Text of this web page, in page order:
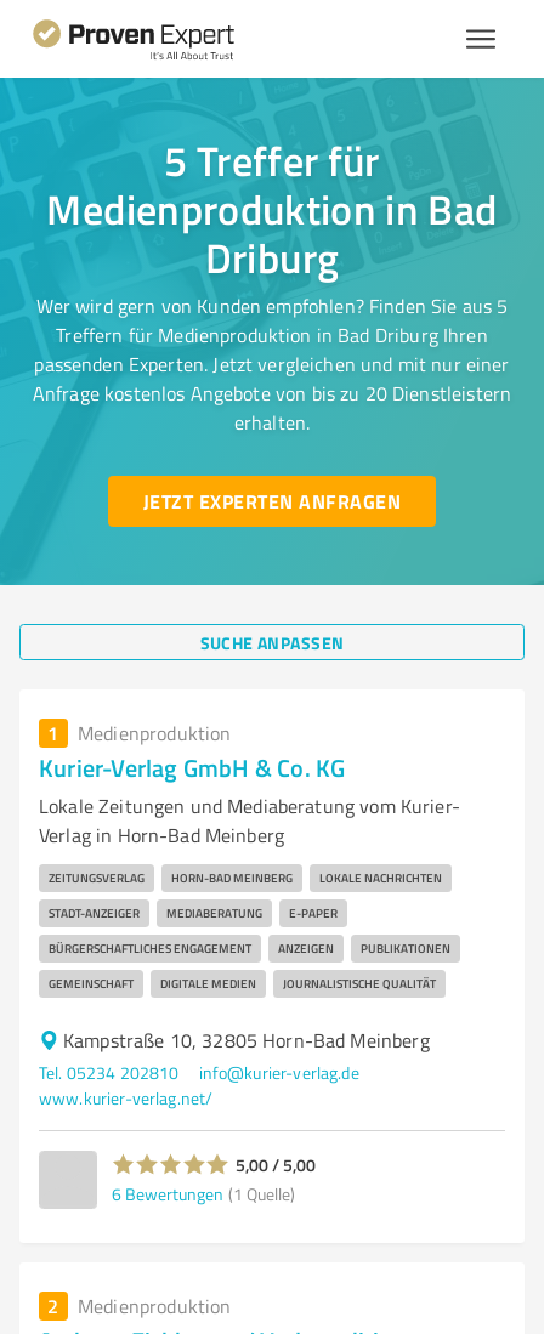
5 Treffer für
Medienproduktion in Bad
Driburg
Wer wird gern von Kunden empfohlen? Finden Sie aus 5
Treffern für Medienproduktion in Bad Driburg Ihren
passenden Experten. Jetzt vergleichen und mit nur einer
Anfrage kostenlos Angebote von bis zu 20 Dienstleistern
erhalten.
JETZT EXPERTEN ANFRAGEN
SUCHE ANPASSEN
1 Medienproduktion
Kurier-Verlag GmbH & Co. KG
Lokale Zeitungen und Mediaberatung vom Kurier-
Verlag in Horn-Bad Meinberg
ZEITUNGSVERLAG HORN-BAD MEINBERG LOKALE NACHRICHTEN
STADT-ANZEIGER MEDIABERATUNG E-PAPER
BÜRGERSCHAFTLICHES ENGAGEMENT ANZEIGEN PUBLIKATIONEN
GEMEINSCHAFT DIGITALE MEDIEN JOURNALISTISCHE QUALITÄT
Kampstraße 10, 32805 Horn-Bad Meinberg
Tel. 05234 202810
info@kurier-verlag.de
www.kurier-verlag.net/
5,00 / 5,00
6 Bewertungen (1 Quelle)
2 Medienproduktion